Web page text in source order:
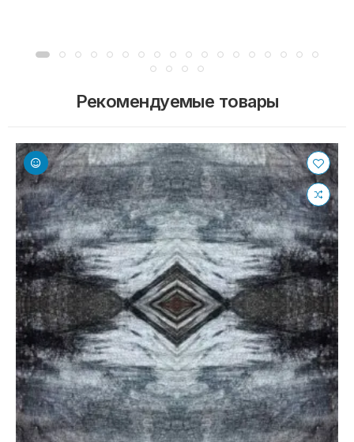
Рекомендуемые товары